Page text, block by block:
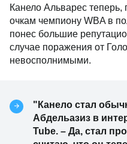
Канело Альварес теперь,
очкам чемпиону WBA в
понес большие
случае поражения от
невосполнимыми.
"Канело стал
Абдельазиз в
Tube. – Да, стал